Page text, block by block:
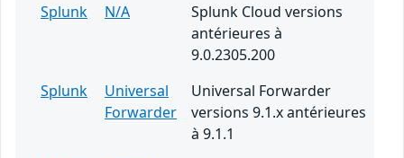
Splunk
N/A
Splunk Cloud versions
antérieures à
9.0.2305.200
Splunk
Universal
Forwarder
Universal Forwarder
versions 9.1.x antérieures
à 9.1.1